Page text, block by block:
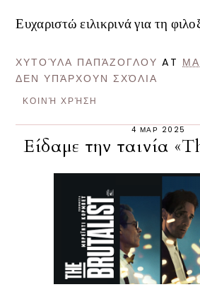
Ευχαριστώ ειλικρινά για τη
ΧΥΤΟΎΛΑ ΠΑΠΆΖΟΓΛΟΥ AT
ΔΕΝ ΥΠΆΡΧΟΥΝ ΣΧΌΛΙΑ
ΚΟΙΝΉ ΧΡΉΣΗ
4 ΜΑΡ 2025
Είδαμε την ταινία